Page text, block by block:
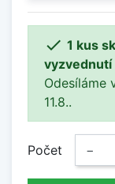
 1 kus
vyzvednutí
Odesíláme
11.8..
Počet −